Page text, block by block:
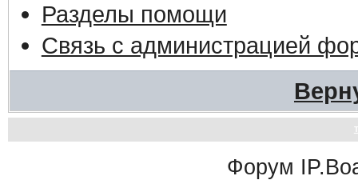
Разделы помощи
Связь с администрацией
Форум